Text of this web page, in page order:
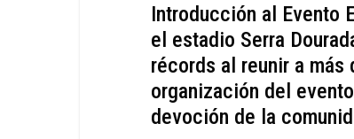
Introducción al Evento
el estadio Serra
récords al reunir a
organización del
devoción de la